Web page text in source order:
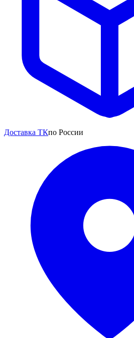
Доставка ТКпо России